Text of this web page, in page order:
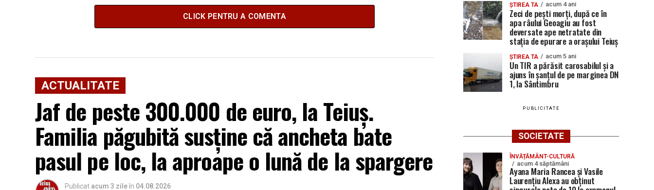
CLICK PENTRU A COMENTA
ACTUALITATE
Jaf de peste 300.000 de euro, la Teiuș.
Familia păgubită susține că ancheta bate
pasul pe loc, la aproape o lună de la spargere
Publicat acum 3 zileîn 04.08.2026
ȘTIREA TA acum 4 ani
Zeci de pești morți, după ce în
apa râului Geoagiu au fost
deversate ape netratate din
stația de epurare a orașului Teiuș
ȘTIREA TA acum 5 ani
Un TIR a părăsit carosabilul și a
ajuns în șanțul de pe marginea DN
1, la Sântimbru
PUBLICITATE
SOCIETATE
ÎNVĂȚĂMÂNT-CULTURĂ
acum 4 săptămâni
Ayana Maria Rancea și Vasile
Laurențiu Alexa au obținut